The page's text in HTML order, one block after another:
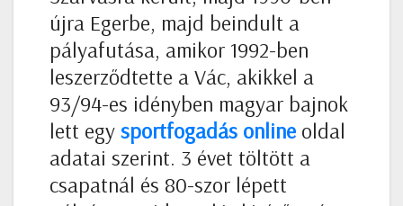
újra Egerbe, majd beindult a
pályafutása, amikor 1992-ben
leszerződtette a Vác, akikkel a
93/94-es idényben magyar bajnok
lett egy sportfogadás online oldal
adatai szerint. 3 évet töltött a
csapatnál és 80-szor lépett